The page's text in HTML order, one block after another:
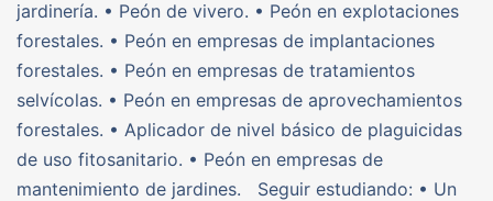
jardinería. • Peón de vivero. • Peón en explotaciones
forestales. • Peón en empresas de implantaciones
forestales. • Peón en empresas de tratamientos
selvícolas. • Peón en empresas de aprovechamientos
forestales. • Aplicador de nivel básico de plaguicidas
de uso fitosanitario. • Peón en empresas de
mantenimiento de jardines. Seguir estudiando: • Un